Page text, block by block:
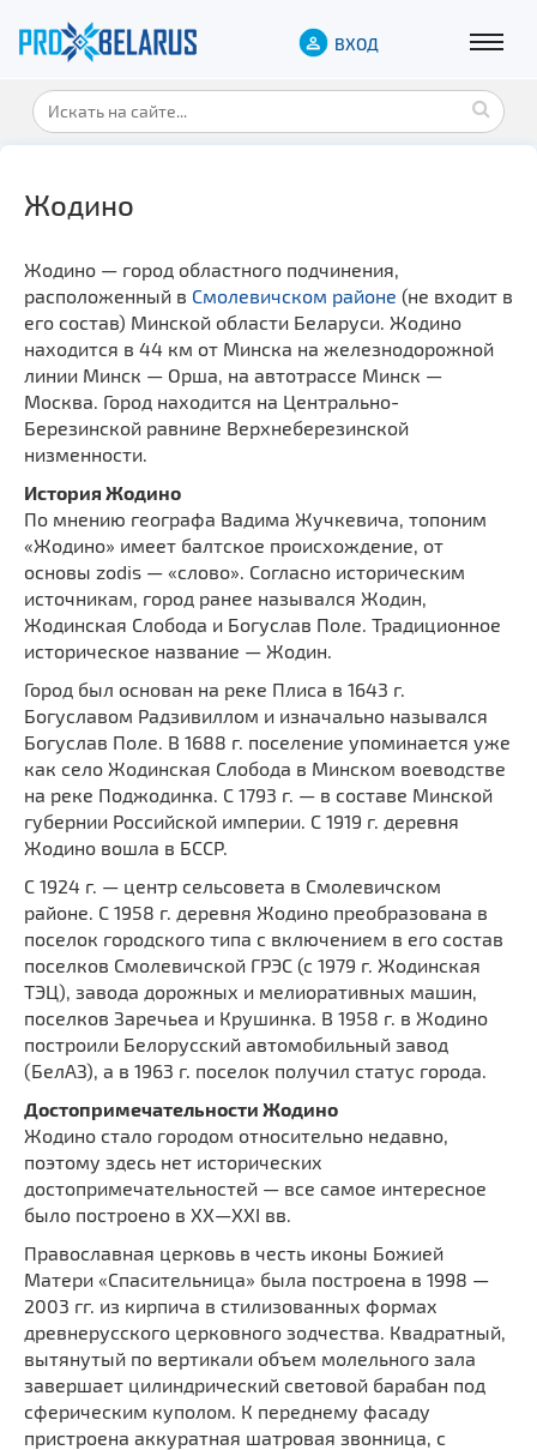
ВХОД
Жодино
Жодино — город областного подчинения,
расположенный в Смолевичском районе (не входит в
его состав) Минской области Беларуси. Жодино
находится в 44 км от Минска на железнодорожной
линии Минск — Орша, на автотрассе Минск —
Москва. Город находится на Центрально-
Березинской равнине Верхнеберезинской
низменности.
История Жодино
По мнению географа Вадима Жучкевича, топоним
«Жодино» имеет балтское происхождение, от
основы zodis — «слово». Согласно историческим
источникам, город ранее назывался Жодин,
Жодинская Слобода и Богуслав Поле. Традиционное
историческое название — Жодин.
Город был основан на реке Плиса в 1643 г.
Богуславом Радзивиллом и изначально назывался
Богуслав Поле. В 1688 г. поселение упоминается уже
как село Жодинская Слобода в Минском воеводстве
на реке Поджодинка. С 1793 г. — в составе Минской
губернии Российской империи. С 1919 г. деревня
Жодино вошла в БССР.
С 1924 г. — центр сельсовета в Смолевичском
районе. С 1958 г. деревня Жодино преобразована в
поселок городского типа с включением в его состав
поселков Смолевичской ГРЭС (с 1979 г. Жодинская
ТЭЦ), завода дорожных и мелиоративных машин,
поселков Заречьеа и Крушинка. В 1958 г. в Жодино
построили Белорусский автомобильный завод
(БелАЗ), а в 1963 г. поселок получил статус города.
Достопримечательности Жодино
Жодино стало городом относительно недавно,
поэтому здесь нет исторических
достопримечательностей — все самое интересное
было построено в XX—XXI вв.
Православная церковь в честь иконы Божией
Матери «Спасительница» была построена в 1998 —
2003 гг. из кирпича в стилизованных формах
древнерусского церковного зодчества. Квадратный,
вытянутый по вертикали объем молельного зала
завершает цилиндрический световой барабан под
сферическим куполом. К переднему фасаду
пристроена аккуратная шатровая звонница, с